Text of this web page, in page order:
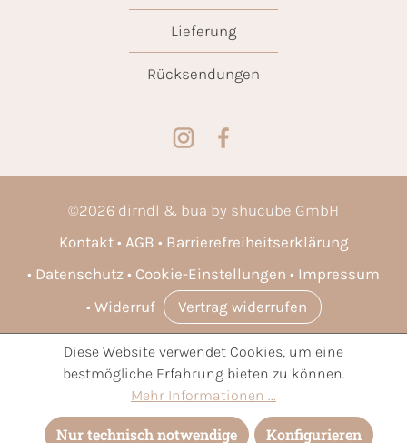
Lieferung
Rücksendungen
©2026 dirndl & bua by shucube GmbH
Kontakt
AGB
Barrierefreiheitserklärung
Datenschutz
Cookie-Einstellungen
Impressum
Widerruf
Vertrag widerrufen
* Alle Preise inkl. gesetzl. Mehrwertsteuer zzgl.Versandkosten
und ggf. Nachnahmegebühren, wenn nicht anders angegeben.
Diese Website verwendet Cookies, um eine
bestmögliche Erfahrung bieten zu können.
Mehr Informationen ...
Nur technisch notwendige Konfigurieren